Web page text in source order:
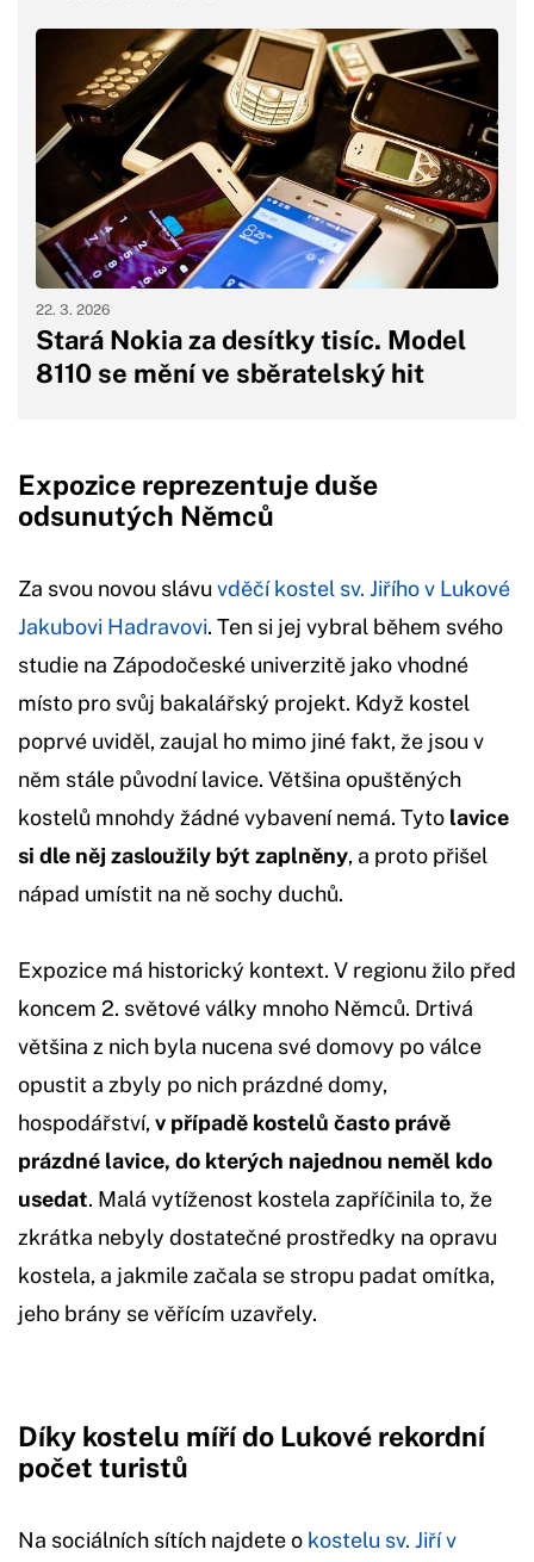
Stará Nokia za desítky tisíc. Model
8110 se mění ve sběratelský hit
22. 3. 2026
Expozice reprezentuje duše
odsunutých Němců
Za svou novou slávu vděčí kostel sv. Jiřího v Lukové
Jakubovi Hadravovi. Ten si jej vybral během svého
studie na Zápodočeské univerzitě jako vhodné
místo pro svůj bakalářský projekt. Když kostel
poprvé uviděl, zaujal ho mimo jiné fakt, že jsou v
něm stále původní lavice. Většina opuštěných
kostelů mnohdy žádné vybavení nemá. Tyto lavice
si dle něj zasloužily být zaplněny, a proto přišel
nápad umístit na ně sochy duchů.
Expozice má historický kontext. V regionu žilo před
koncem 2. světové války mnoho Němců. Drtivá
většina z nich byla nucena své domovy po válce
opustit a zbyly po nich prázdné domy,
hospodářství,v případě kostelů často právě
prázdné lavice, do kterých najednou neměl kdo
usedat. Malá vytíženost kostela zapříčinila to, že
zkrátka nebyly dostatečné prostředky na opravu
kostela, a jakmile začala se stropu padat omítka,
jeho brány se věřícím uzavřely.
Díky kostelu míří do Lukové rekordní
počet turistů
Na sociálních sítích najdete o kostelu sv. Jiří v